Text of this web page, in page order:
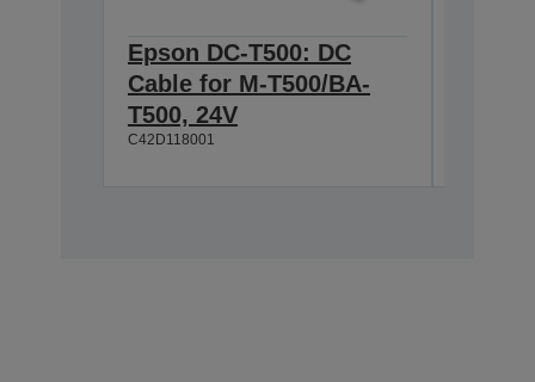
Epson DC-T500: DC
Cable for M-T500/BA-
T500, 24V
C42D118001